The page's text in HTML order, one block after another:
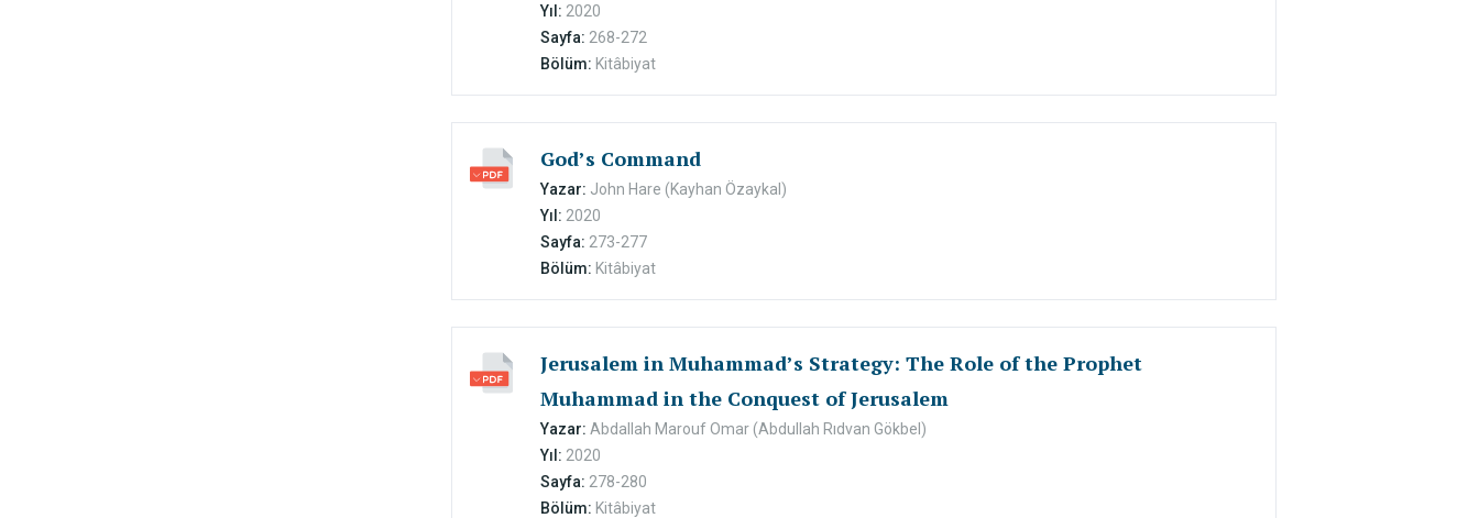
Yıl: 2020
Sayfa: 268-272
Bölüm: Kitâbiyat
God’s Command
Yazar: John Hare (Kayhan Özaykal)
Yıl: 2020
Sayfa: 273-277
Bölüm: Kitâbiyat
Jerusalem in Muhammad’s Strategy: The Role of the Prophet
Muhammad in the Conquest of Jerusalem
Yazar: Abdallah Marouf Omar (Abdullah Rıdvan Gökbel)
Yıl: 2020
Sayfa: 278-280
Bölüm: Kitâbiyat